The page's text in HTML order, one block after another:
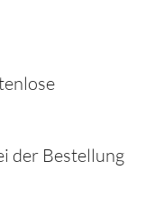
der Bestellung